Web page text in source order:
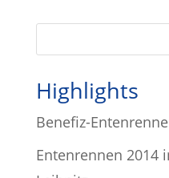
Highlights
Benefiz-
Entenrennen 2014